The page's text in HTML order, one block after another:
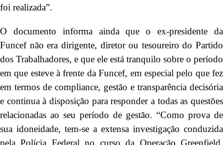
foi realizada”.
O documento informa ainda que o ex-presidente da
Funcef não era dirigente, diretor ou tesoureiro do Partido
dos Trabalhadores, e que ele está tranquilo sobre o período
em que esteve à frente da Funcef, em especial pelo que fez
em termos de compliance, gestão e transparência decisória
e continua à disposição para responder a todas as questões
relacionadas ao seu período de gestão. “Como prova de
sua idoneidade, tem-se a extensa investigação conduzida
pela Polícia Federal no curso da Operação Greenfield,